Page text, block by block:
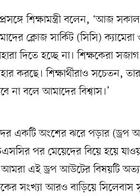
শিক্ষামন্ত্রী বলেন, ‘আজ
ক্লোজ সার্কিট (সিসি)
দিতে হচ্ছে না। শিক্ষকেরা
করছে। শিক্ষার্থীরাও সচেতন,
বলে আমাদের বিশ্বাস।’
একটি অংশের ঝরে পড়ার (ড্রপ
পর মেয়েদের বিয়ে হয়ে
এই ড্রপ আউটের বিষয়টি
সংখ্যা আরও বাড়িয়ে সিলেবাস